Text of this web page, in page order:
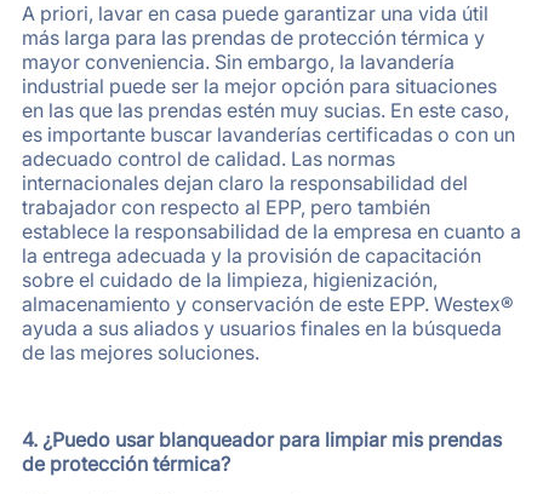
A priori, lavar en casa puede garantizar una vida útil
más larga para las prendas de protección térmica y
mayor conveniencia. Sin embargo, la lavandería
industrial puede ser la mejor opción para situaciones
en las que las prendas estén muy sucias. En este caso,
es importante buscar lavanderías certificadas o con un
adecuado control de calidad. Las normas
internacionales dejan claro la responsabilidad del
trabajador con respecto al EPP, pero también
establece la responsabilidad de la empresa en cuanto a
la entrega adecuada y la provisión de capacitación
sobre el cuidado de la limpieza, higienización,
almacenamiento y conservación de este EPP. Westex®
ayuda a sus aliados y usuarios finales en la búsqueda
de las mejores soluciones.
4. ¿Puedo usar blanqueador para limpiar mis prendas
de protección térmica?